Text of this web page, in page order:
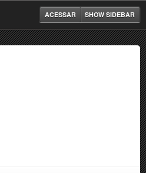
SHOW SIDEBAR
ACESSAR